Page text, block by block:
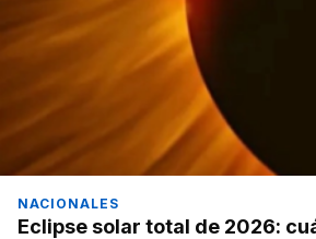
NACIONALES
Eclipse solar total de 2026: